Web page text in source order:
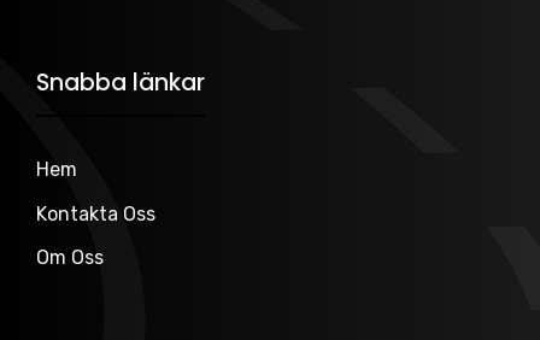
Snabba länkar
Hem
Kontakta Oss
Om Oss